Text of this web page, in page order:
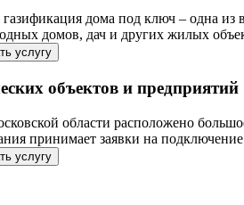
газификация дома под ключ – одна
домов, дач и других жилых
услугу
объектов и предприятий
области расположено
принимает заявки на подключение
услугу